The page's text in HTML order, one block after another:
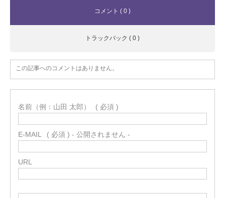
コメント ( 0 )
トラックバック ( 0 )
この記事へのコメントはありません。
名前（例：山田 太郎） ( 必須 )
E-MAIL ( 必須 ) - 公開されません -
URL